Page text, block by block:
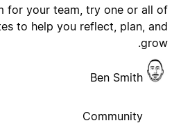
for your team, try one or all
to help you reflect, plan,
Ben Smith
Community